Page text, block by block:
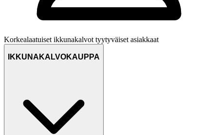
Korkealaatuiset ikkunakalvot tyytyväiset asiakkaat
IKKUNAKALVOKAUPPA